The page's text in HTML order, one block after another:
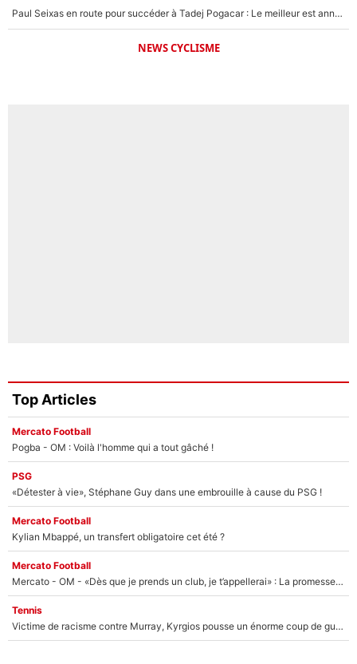
Paul Seixas en route pour succéder à Tadej Pogacar : Le meilleur est annoncé pour l’avenir de la pépite française
NEWS CYCLISME
Top Articles
Mercato Football
Pogba - OM : Voilà l'homme qui a tout gâché !
PSG
«Détester à vie», Stéphane Guy dans une embrouille à cause du PSG !
Mercato Football
Kylian Mbappé, un transfert obligatoire cet été ?
Mercato Football
Mercato - OM - «Dès que je prends un club, je t’appellerai» : La promesse de Marcelino au moment de claquer la porte
Tennis
Victime de racisme contre Murray, Kyrgios pousse un énorme coup de gueule !